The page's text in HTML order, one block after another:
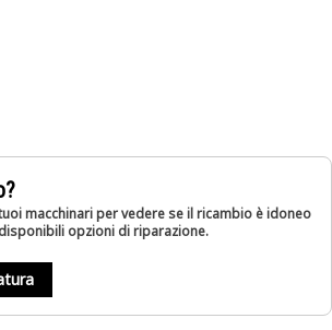
macchinari per vedere se il ricambio è idoneo
opzioni di riparazione.